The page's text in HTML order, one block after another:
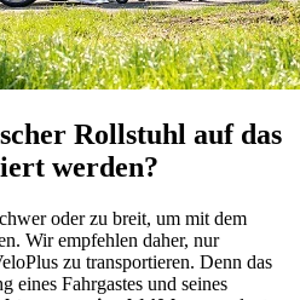
Rollstuhl auf das
werden?
oder zu breit, um mit dem
Wir empfehlen daher, nur
zu transportieren. Denn das
eines Fahrgastes und seines